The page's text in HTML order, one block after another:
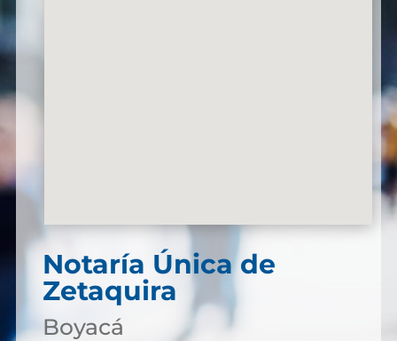
Notaría Única de
Zetaquira
Boyacá